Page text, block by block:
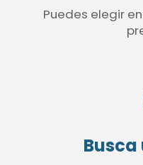
Puedes elegir